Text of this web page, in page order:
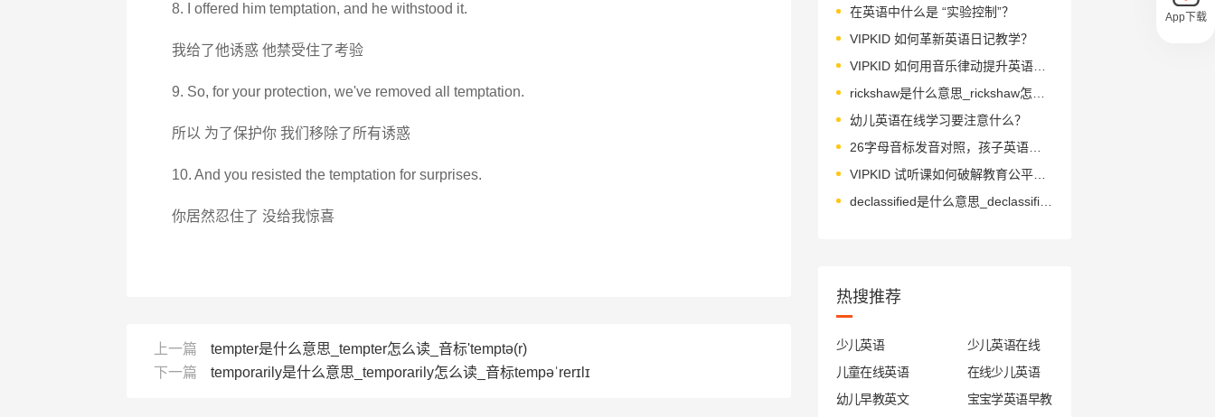
8. I offered him temptation, and he withstood it.
我给了他诱惑 他禁受住了考验
9. So, for your protection, we've removed all temptation.
所以 为了保护你 我们移除了所有诱惑
10. And you resisted the temptation for surprises.
你居然忍住了 没给我惊喜
上一篇
tempter是什么意思_tempter怎么读_音标'temptә(r)
下一篇
temporarily是什么意思_temporarily怎么读_音标tempəˈrerɪlɪ
在英语中什么是 “实验控制”？
VIPKID 如何革新英语日记教学？
VIPKID 如何用音乐律动提升英语教学？
幼儿英语在线学习要注意什么？
26字母音标发音对照，孩子英语学习指南
VIPKID 试听课如何破解教育公平难题？
declassified是什么意思_declassified怎么读_音标di-ˈklæsəˌfaɪd
热搜推荐
少儿英语
少儿英语在线
儿童在线英语
在线少儿英语
幼儿早教英文
宝宝学英语早教
App下载